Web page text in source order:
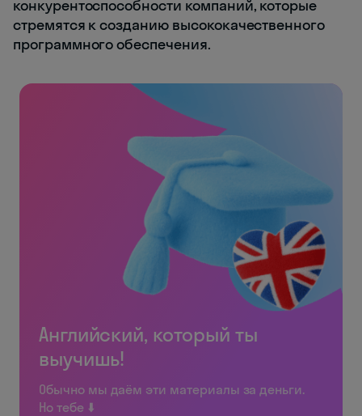
конкурентоспособности компаний, которые
стремятся к созданию высококачественного
программного обеспечения.
Английский, который ты
выучишь!
Обычно мы даём эти материалы за деньги.
Но тебе ⬇️